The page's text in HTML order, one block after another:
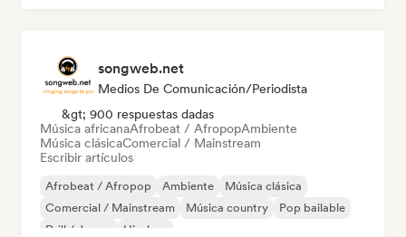
songweb.net
Medios De Comunicación/Periodista
&gt; 900 respuestas dadas
Música africanaAfrobeat / AfropopAmbiente
Música clásicaComercial / Mainstream
Escribir artículos
Afrobeat / Afropop Ambiente
Música clásica
Comercial / Mainstream
Música country
Pop bailable
Drill / Jersey
Hip-hop